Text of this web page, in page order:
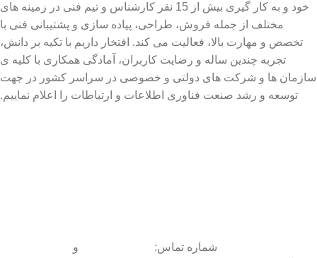
خود و به کار گیری بیش از 15 نفر کارشناس و تیم فنی در زمینه های
مختلف از جمله فروش، طراحی، پیاده سازی و پشتیبانی فنی با
تخصص و مهارت بالا، فعالیت می کند. افتخار داریم با تکیه بر دانش،
تجربه چندین ساله و رضایت کاربران، آمادگی همکاری با کلیه ی
سازمان ها و شرکت های دولتی و خصوصی در سراسر کشور در جهت
توسعه و رشد صنعت فناوری اطلاعات و ارتباطات را اعلام نماییم.
شماره تماس: و